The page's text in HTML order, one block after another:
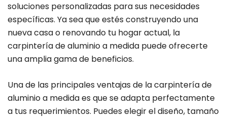
soluciones personalizadas para sus necesidades
específicas. Ya sea que estés construyendo una
nueva casa o renovando tu hogar actual, la
carpintería de aluminio a medida puede ofrecerte
una amplia gama de beneficios.
Una de las principales ventajas de la carpintería de
aluminio a medida es que se adapta perfectamente
a tus requerimientos. Puedes elegir el diseño, tamaño